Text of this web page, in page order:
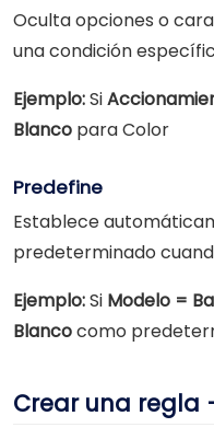
Oculta opciones o
una condición
Ejemplo:Si
Blanco para Color
Predefine
Establece
predeterminado
Ejemplo:Si Modelo =
Blancocomo
Crear una regla